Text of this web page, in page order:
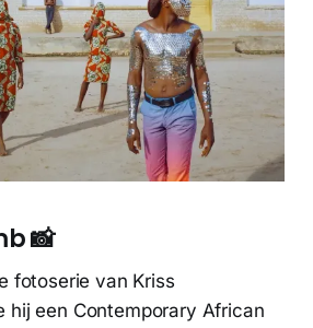
📸
fotoserie van Kriss
hij een Contemporary African